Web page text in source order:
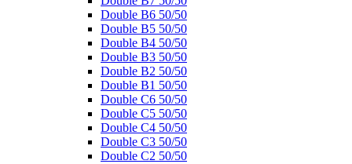
Double B6 50/50
Double B5 50/50
Double B4 50/50
Double B3 50/50
Double B2 50/50
Double B1 50/50
Double C6 50/50
Double C5 50/50
Double C4 50/50
Double C3 50/50
Double C2 50/50